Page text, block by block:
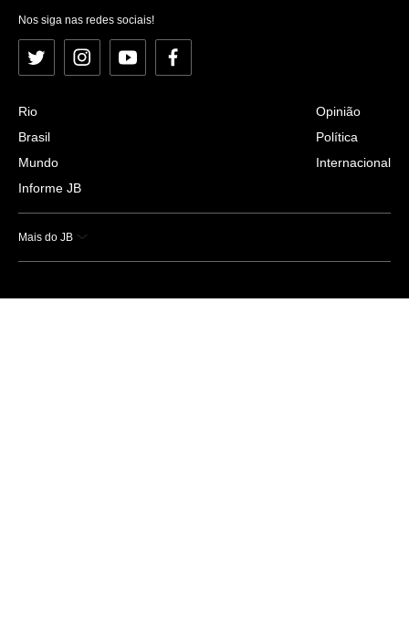
Nos siga nas redes sociais!
Twitter InstagramYouTubeFacebook
Rio
Brasil
Mundo
Informe JB
Opinião
Política
Internacional
Mais do JB
Esportes